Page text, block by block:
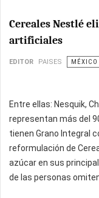
Cereales Nestlé
artificiales
EDITOR PAISES MÉXICO
Entre ellas: Nesquik,
representan más del
tienen Grano Integral
reformulación de
azúcar en sus
de las personas